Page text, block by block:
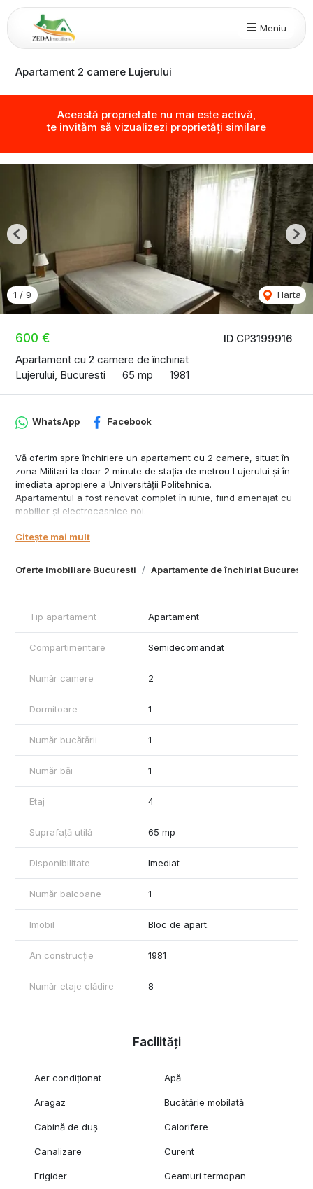
Meniu
Apartament 2 camere Lujerului
Această proprietate nu mai este activă,
te invităm să vizualizezi proprietăți similare
ID CP3199916
600 €
Apartament cu 2 camere de închiriat
Lujerului, Bucuresti
65 mp 1981
1 / 9 Harta
Previous
Oferte imobiliare Bucuresti Apartamente de închiriat Bucuresti
WhatsApp Facebook
Vă oferim spre închiriere un apartament cu 2 camere, situat în
zona Militari la doar 2 minute de stația de metrou Lujerului și în
imediata apropiere a Universității Politehnica.
Apartamentul a fost renovat complet în iunie, fiind amenajat cu
mobilier și electrocasnice noi.
generoasă.
de interes,in plus, zona beneficiază de locuri de parcare
generoase în proximitatea blocului.
Citește mai mult
Tip apartament Apartament
Compartimentare Semidecomandat
Număr camere 2
Dormitoare 1
Număr bucătării 1
Număr băi 1
Etaj 4
Suprafață utilă 65 mp
Disponibilitate Imediat
Număr balcoane 1
Imobil Bloc de apart.
An construcție 1981
Număr etaje clădire 8
Facilități
Aer condiționat Apă
Aragaz Bucătărie mobilată
Cabină de duș Calorifere
Canalizare Curent
Frigider Geamuri termopan